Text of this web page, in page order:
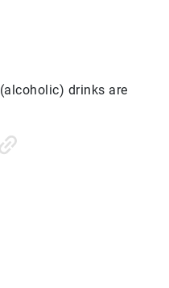
drinks are